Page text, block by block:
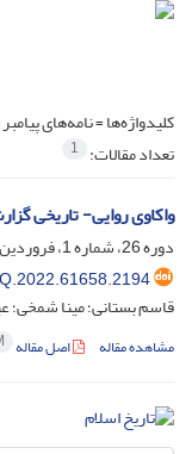
کلیدواژه‌ها =نامه‌های پیامبر
تعداد مقالات: 1
واکاوی روایی- تاریخی
دوره 26، شماره 1، فروردین 1404، صفحه
قاسم بستانی؛ مینا
مشاهده مقاله اصل مقاله